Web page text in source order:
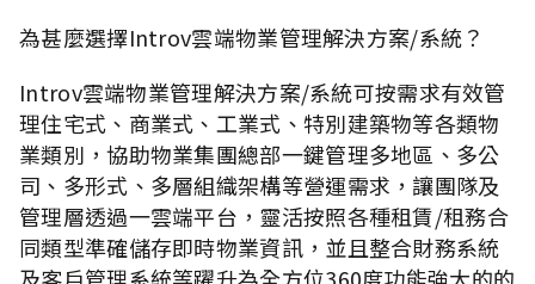
為甚麼選擇Introv雲端物業管理解決方案/系統？
Introv雲端物業管理解決方案/系統可按需求有效管
理住宅式、商業式、工業式、特別建築物等各類物
業類別，協助物業集團總部一鍵管理多地區、多公
司、多形式、多層組織架構等營運需求，讓團隊及
管理層透過一雲端平台，靈活按照各種租賃/租務合
同類型準確儲存即時物業資訊，並且整合財務系統